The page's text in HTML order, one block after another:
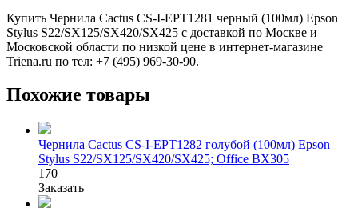
Купить Чернила Cactus CS-I-EPT1281 черный (100мл) Epson
Stylus S22/SX125/SX420/SX425 с доставкой по Москве и
Московской области по низкой цене в интернет-магазине
Triena.ru по тел: +7 (495) 969-30-90.
Похожие товары
Чернила Cactus CS-I-EPT1282 голубой (100мл) Epson
Stylus S22/SX125/SX420/SX425; Office BX305
170
Заказать